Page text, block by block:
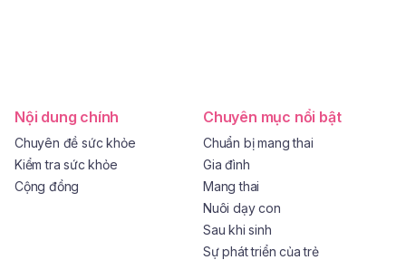
Nội dung chính
Chuyên đề sức khỏe
Kiểm tra sức khỏe
Cộng đồng
Chuyên mục nổi bật
Chuẩn bị mang thai
Gia đình
Mang thai
Nuôi dạy con
Sau khi sinh
Sự phát triển của trẻ